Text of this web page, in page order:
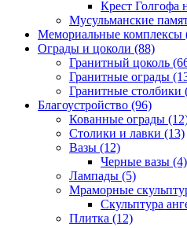
Крест Голгофа
Мусульманские
Мемориальные комплексы
Ограды и цоколи (88)
Гранитный цоколь
Гранитные ограды
Гранитные столбики
Благоустройство (96)
Кованные ограды
Столики и лавки (13)
Вазы (12)
Черные вазы (4)
Лампады (5)
Мраморные
Скульптура
Плитка (12)